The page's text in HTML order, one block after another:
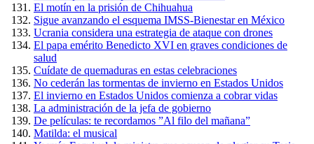
El motín en la prisión de Chihuahua
Sigue avanzando el esquema IMSS-Bienestar en México
Ucrania considera una estrategia de ataque con drones
El papa emérito Benedicto XVI en graves condiciones de
salud
Cuídate de quemaduras en estas celebraciones
No cederán las tormentas de invierno en Estados Unidos
El invierno en Estados Unidos comienza a cobrar vidas
La administración de la jefa de gobierno
De películas: te recordamos ”Al filo del mañana”
Matilda: el musical